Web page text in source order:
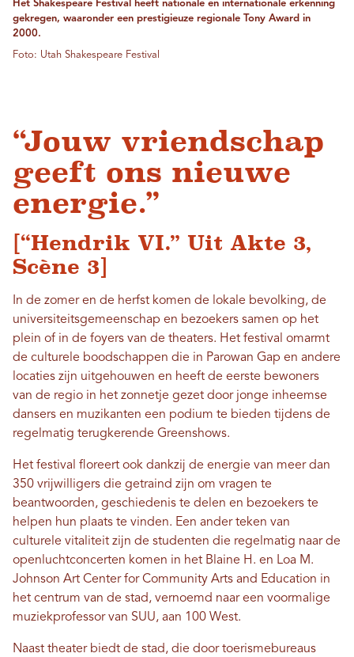
Het Shakespeare Festival heeft nationale en internationale erkenning
gekregen, waaronder een prestigieuze regionale Tony Award in
2000.
Foto: Utah Shakespeare Festival
“Jouw vriendschap
geeft ons nieuwe
energie.”
[“Hendrik VI.” Uit Akte 3,
Scène 3]
In de zomer en de herfst komen de lokale bevolking, de
universiteitsgemeenschap en bezoekers samen op het
plein of in de foyers van de theaters. Het festival omarmt
de culturele boodschappen die in Parowan Gap en andere
locaties zijn uitgehouwen en heeft de eerste bewoners
van de regio in het zonnetje gezet door jonge inheemse
dansers en muzikanten een podium te bieden tijdens de
regelmatig terugkerende Greenshows.
Het festival floreert ook dankzij de energie van meer dan
350 vrijwilligers die getraind zijn om vragen te
beantwoorden, geschiedenis te delen en bezoekers te
helpen hun plaats te vinden. Een ander teken van
culturele vitaliteit zijn de studenten die regelmatig naar de
openluchtconcerten komen in het Blaine H. en Loa M.
Johnson Art Center for Community Arts and Education in
het centrum van de stad, vernoemd naar een voormalige
muziekprofessor van SUU, aan 100 West.
Naast theater biedt de stad, die door toerismebureaus